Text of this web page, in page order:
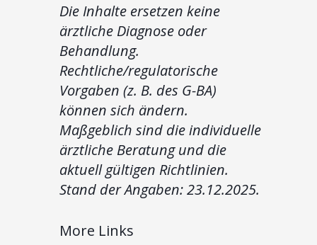
Die Inhalte ersetzen keine
ärztliche Diagnose oder
Behandlung.
Rechtliche/regulatorische
Vorgaben (z. B. des G-BA)
können sich ändern.
Maßgeblich sind die individuelle
ärztliche Beratung und die
aktuell gültigen Richtlinien.
Stand der Angaben: 23.12.2025.
More Links